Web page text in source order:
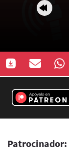
Patrocinador: